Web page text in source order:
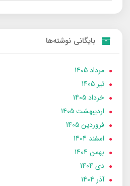
بایگانی نوشته‌ها
مرداد 1405
تير 1405
خرداد 1405
ارديبهشت 1405
فروردین 1405
اسفند 1404
بهمن 1404
دی 1404
آذر 1404